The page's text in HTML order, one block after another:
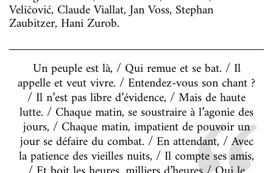
Veličović, Claude Viallat, Jan Voss, Stephan
Zaubitzer, Hani Zurob.
Un peuple est là, / Qui remue et se bat. / Il
appelle et veut vivre. / Entendez-vous son chant ?
/ Il n’est pas libre d’évidence, / Mais de haute
lutte. / Chaque matin, se soustraire à l’agonie des
jours, / Chaque matin, impatient de pouvoir un
jour se défaire du combat. / En attendant, / Avec
la patience des vieilles nuits, / Il compte ses amis,